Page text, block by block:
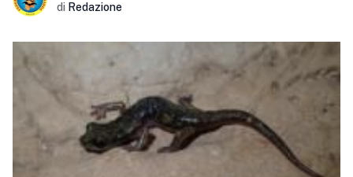
di Redazione